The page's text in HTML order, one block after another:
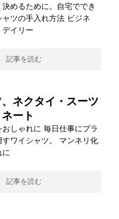
めるために。自宅ででき
ャツの手入れ方法 ビジネ
デイリー
記事を読む
ネクタイ・スーツ
ート
しゃれに 毎日仕事にプラ
すワイシャツ。 マンネリ化
に
記事を読む